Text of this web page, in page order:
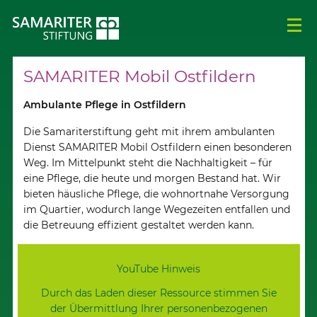
SAMARITER Mobil Ostfildern
Ambulante Pflege in Ostfildern
Die Samariterstiftung geht mit ihrem ambulanten
Dienst SAMARITER Mobil Ostfildern einen besonderen
Weg. Im Mittelpunkt steht die Nachhaltigkeit – für
eine Pflege, die heute und morgen Bestand hat. Wir
bieten häusliche Pflege, die wohnortnahe Versorgung
im Quartier, wodurch lange Wegezeiten entfallen und
die Betreuung effizient gestaltet werden kann.
YouTube Hinweis
Durch das Laden dieser Ressource stimmen Sie
der Übermittlung Ihrer personenbezogenen